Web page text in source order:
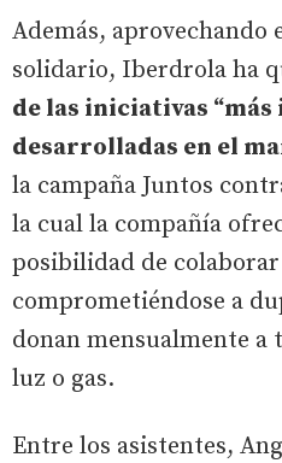
Además, aprovechando
solidario, Iberdrola ha
de las iniciativas “más
desarrolladas en el
la campaña Juntos
la cual la compañía
posibilidad de
comprometiéndose a
donan mensualmente a
luz o gas.
Entre los asistentes,